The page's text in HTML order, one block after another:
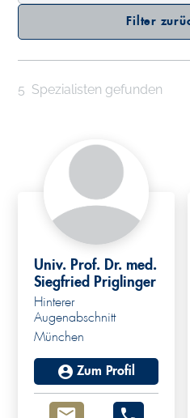
Filter
5 Spezialisten gefunden
Univ. Prof. Dr. med.
Siegfried Priglinger
Hinterer
Augenabschnitt
München
Zum Profil